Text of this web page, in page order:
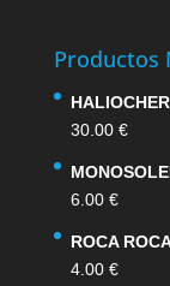
Productos
30.00 €
6.00 €
ROCA
4.00 €